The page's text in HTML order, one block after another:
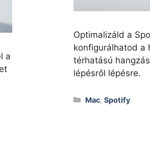
a
Optimalizáld a
konfigurálhatod a
térhatású
lépésről lépésre.
Kategóriák
Mac,Spotify